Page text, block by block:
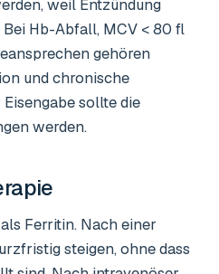
weil Entzündung
Hb-Abfall, MCV < 80 fl
gehören
und chronische
sollte die
werden.
Ferritin. Nach einer
steigen, ohne dass